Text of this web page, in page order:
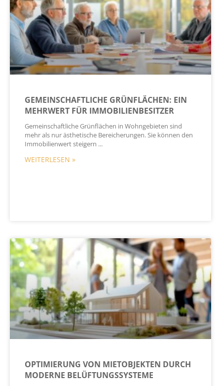
GEMEINSCHAFTLICHE GRÜNFLÄCHEN: EIN
MEHRWERT FÜR IMMOBILIENBESITZER
Gemeinschaftliche Grünflächen in Wohngebieten sind
mehr als nur ästhetische Bereicherungen. Sie können den
Immobilienwert steigern
WEITERLESEN »
OPTIMIERUNG VON MIETOBJEKTEN DURCH
MODERNE BELÜFTUNGSSYSTEME